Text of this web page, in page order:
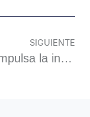
SIGUIENTE
Utilcell impulsa la innovación en pesaje con formaciones técnicas a clientes